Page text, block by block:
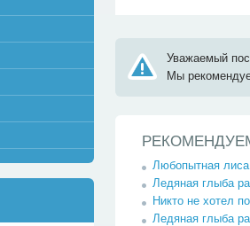
Уважаемый
Мы
Любопытная лиса
Ледяная глыба
Никто не хотел
Ледяная глыба